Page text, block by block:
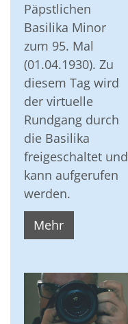
Päpstlichen
Basilika Minor
zum 95. Mal
(01.04.1930). Zu
diesem Tag wird
der virtuelle
Rundgang durch
die Basilika
freigeschaltet und
kann aufgerufen
werden.
Mehr